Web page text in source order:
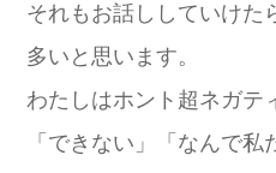
それもお話ししていけた
多いと思います。
わたしはホント超ネガテ
「できない」「なんで